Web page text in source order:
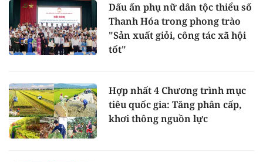
Dấu ấn phụ nữ dân tộc thiểu số
Thanh Hóa trong phong trào
"Sản xuất giỏi, công tác xã hội
tốt"
Hợp nhất 4 Chương trình mục
tiêu quốc gia: Tăng phân cấp,
khơi thông nguồn lực